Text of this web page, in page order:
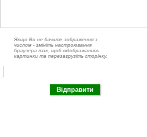
Якщо Ви не бачите зображення з
числом - змініть настроювання
браузера так, щоб відображались
картинки та перезагрузіть сторінку.